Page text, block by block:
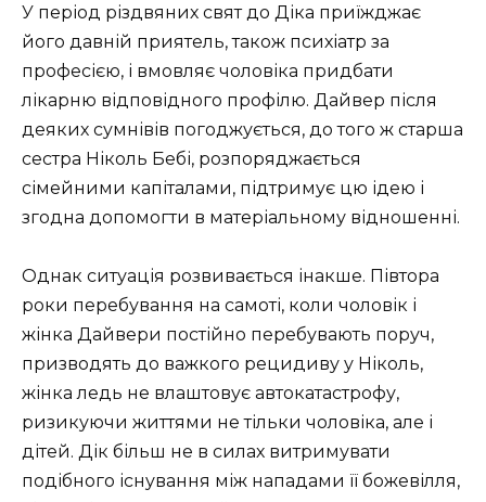
У період різдвяних свят до Діка приїжджає
його давній приятель, також психіатр за
професією, і вмовляє чоловіка придбати
лікарню відповідного профілю. Дайвер після
деяких сумнівів погоджується, до того ж старша
сестра Ніколь Бебі, розпоряджається
сімейними капіталами, підтримує цю ідею і
згодна допомогти в матеріальному відношенні.
Однак ситуація розвивається інакше. Півтора
роки перебування на самоті, коли чоловік і
жінка Дайвери постійно перебувають поруч,
призводять до важкого рецидиву у Ніколь,
жінка ледь не влаштовує автокатастрофу,
ризикуючи життями не тільки чоловіка, але і
дітей. Дік більш не в силах витримувати
подібного існування між нападами її божевілля,